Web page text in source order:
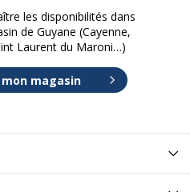
les disponibilités dans
de Guyane (Cayenne,
Laurent du Maroni…)
mon magasin